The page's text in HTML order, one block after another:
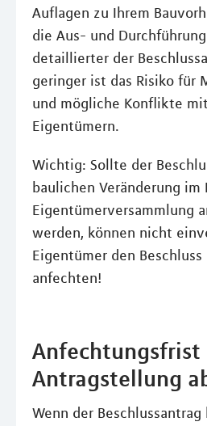
Auflagen zu Ihrem
die Aus- und
detaillierter der
geringer ist das Risiko für
und mögliche Konflikte
Eigentümern.
Wichtig: Sollte der
baulichen Veränderung im
Eigentümerversammlung
werden, können nicht
Eigentümer den Beschluss
anfechten!
Anfechtungsfrist
Antragstellung
Wenn der